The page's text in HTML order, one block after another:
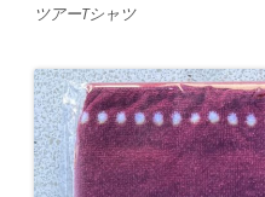
ツアーTシャツ